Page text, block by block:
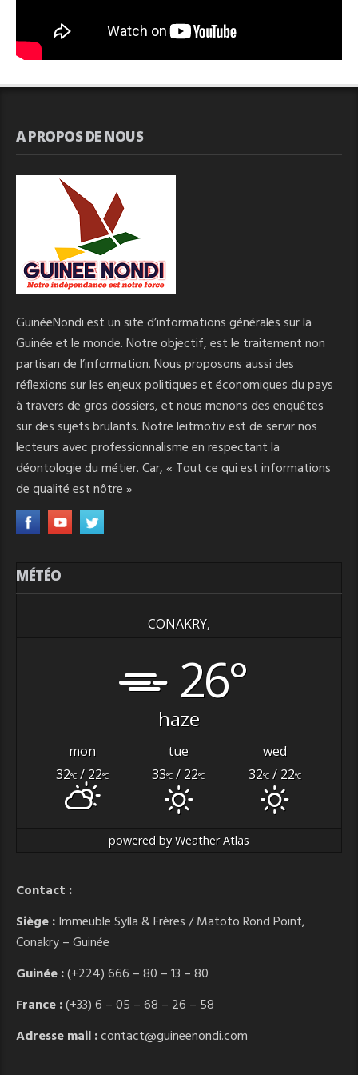
A PROPOS DE NOUS
GuinéeNondi est un site d’informations générales sur la
Guinée et le monde. Notre objectif, est le traitement non
partisan de l’information. Nous proposons aussi des
réflexions sur les enjeux politiques et économiques du pays
à travers de gros dossiers, et nous menons des enquêtes
sur des sujets brulants. Notre leitmotiv est de servir nos
lecteurs avec professionnalisme en respectant la
déontologie du métier. Car, « Tout ce qui est informations
de qualité est nôtre »
MÉTÉO
CONAKRY,
26°
haze
mon tue
wed
32°C / 22°C 33°C / 22°C 32°C/ 22°C
powered byWeather Atlas
Contact :
Siège :Immeuble Sylla & Frères / Matoto Rond Point,
Conakry – Guinée
Guinée :(+224) 666 – 80 – 13 – 80
France :(+33) 6 – 05 – 68 – 26 – 58
Adresse mail :contact@guineenondi.com